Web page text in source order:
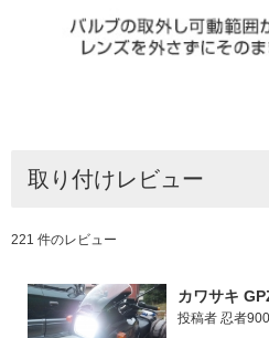
取り付けレビュー
221 件のレビュー
カワサキ
投稿者 忍者900